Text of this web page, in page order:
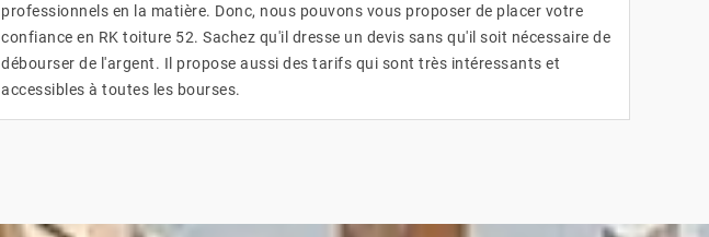
professionnels en la matière. Donc, nous pouvons vous proposer de placer votre
confiance en RK toiture 52. Sachez qu'il dresse un devis sans qu'il soit nécessaire de
débourser de l'argent. Il propose aussi des tarifs qui sont très intéressants et
accessibles à toutes les bourses.